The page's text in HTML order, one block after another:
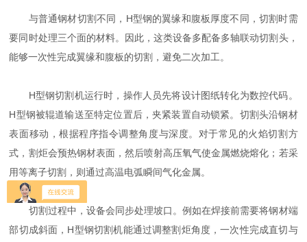
与普通钢材切割不同，H型钢的翼缘和腹板厚度不同，切割时需
要同时处理三个面的材料。因此，这类设备多配备多轴联动切割头，
能够一次性完成翼缘和腹板的切割，避免二次加工。
H型钢切割机运行时，操作人员先将设计图纸转化为数控代码。
H型钢被辊道输送至特定位置后，夹紧装置自动锁紧。切割头沿钢材
表面移动，根据程序指令调整角度与深度。对于常见的火焰切割方
式，割炬会预热钢材表面，然后喷射高压氧气使金属燃烧熔化；若采
用等离子切割，则通过高温电弧瞬间气化金属。
切割过程中，设备会同步处理坡口。例如在焊接前需要将钢材端
部切成斜面，H型钢切割机能通过调整割炬角度，一次性完成直切与